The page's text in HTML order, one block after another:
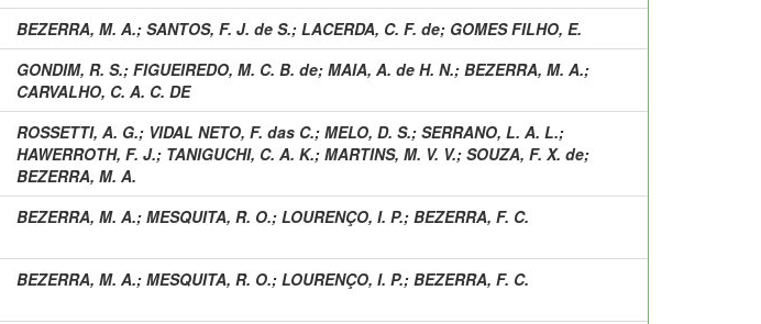
BEZERRA, M. A.; SANTOS, F. J. de S.; LACERDA, C. F. de; GOMES FILHO, E.
GONDIM, R. S.; FIGUEIREDO, M. C. B. de; MAIA, A. de H. N.; BEZERRA, M. A.;
CARVALHO, C. A. C. DE
ROSSETTI, A. G.; VIDAL NETO, F. das C.; MELO, D. S.; SERRANO, L. A. L.;
HAWERROTH, F. J.; TANIGUCHI, C. A. K.; MARTINS, M. V. V.; SOUZA, F. X. de;
BEZERRA, M. A.
BEZERRA, M. A.; MESQUITA, R. O.; LOURENÇO, I. P.; BEZERRA, F. C.
BEZERRA, M. A.; MESQUITA, R. O.; LOURENÇO, I. P.; BEZERRA, F. C.